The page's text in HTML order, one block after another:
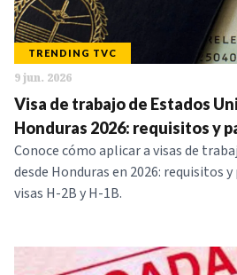
TRENDING TVC
9 jun. 2026
Visa de trabajo de Estados
Honduras 2026: requisitos y
Conoce cómo aplicar a visas de
desde Honduras en 2026: requisitos
visas H-2B y H-1B.